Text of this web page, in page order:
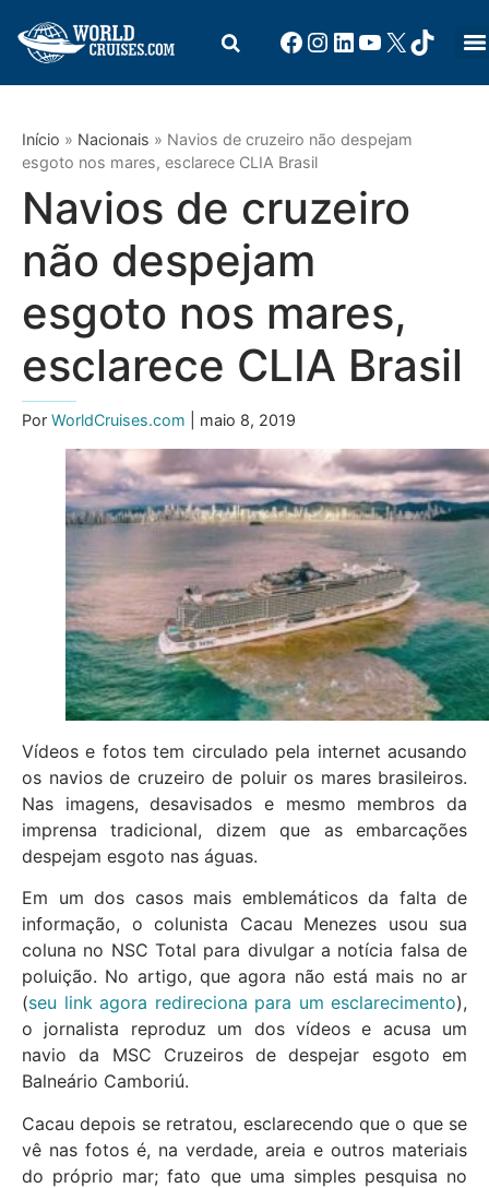
Início » Nacionais » Navios de cruzeiro não despejam
esgoto nos mares, esclarece CLIA Brasil
Navios de cruzeiro
não despejam
esgoto nos mares,
esclarece CLIA Brasil
Por WorldCruises.com | maio 8, 2019
Vídeos e fotos tem circulado pela internet acusando
os navios de cruzeiro de poluir os mares brasileiros.
Nas imagens, desavisados e mesmo membros da
imprensa tradicional, dizem que as embarcações
despejam esgoto nas águas.
Em um dos casos mais emblemáticos da falta de
informação, o colunista Cacau Menezes usou sua
coluna no NSC Total para divulgar a notícia falsa de
poluição. No artigo, que agora não está mais no ar
(seu link agora redireciona para um esclarecimento),
o jornalista reproduz um dos vídeos e acusa um
navio da MSC Cruzeiros de despejar esgoto em
Balneário Camboriú.
Cacau depois se retratou, esclarecendo que o que se
vê nas fotos é, na verdade, areia e outros materiais
do próprio mar; fato que uma simples pesquisa no